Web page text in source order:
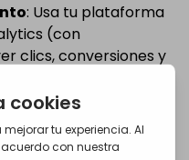
: Usa tu plataforma
(con
clics, conversiones y
influencers generan
funciona mejor